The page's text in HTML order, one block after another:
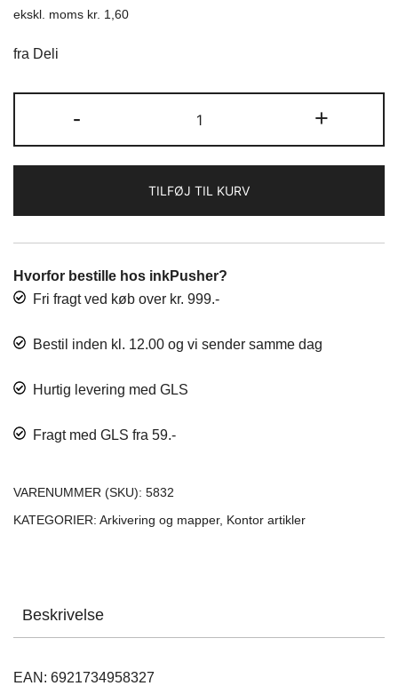
oprindelige
var:
kr. 2,40.
er:
kr. 2,00.
ekskl. moms kr. 1,60
fra Deli
-
Bag
A5,
farver
antal
+
TILFØJ TIL KURV
Hvorfor bestille hos inkPusher?
Fri fragt ved køb over kr. 999.-
Bestil inden kl. 12.00 og vi sender samme dag
Hurtig levering med GLS
Fragt med GLS fra 59.-
VARENUMMER (SKU): 5832
KATEGORIER: Arkivering og mapper, Kontor artikler
Beskrivelse
EAN: 6921734958327